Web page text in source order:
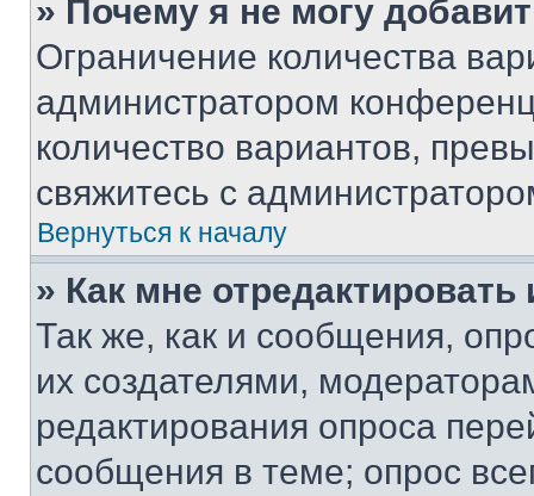
» Почему я не могу
Ограничение количества
администратором
количество вариантов,
свяжитесь с
Вернуться к началу
» Как мне
Так же, как и сообщения,
их создателями,
редактирования опроса
сообщения в теме; опрос